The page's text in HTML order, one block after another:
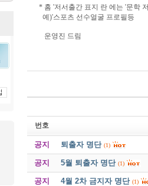
* 홈 '저서출간 표지 란 에는 '문학
예)'스포츠 선수얼굴 프로필등
운영진 드림
번호
공지 퇴출자 명단 (1)
공지 5월 퇴출자 명단 (1)
공지 4월 2차 금지자 명단 (1)